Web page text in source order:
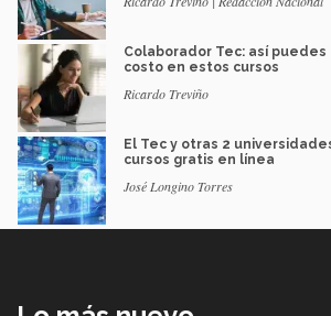
Colaborador Tec: así
costo en estos cursos
Ricardo Treviño
El Tec y otras 2
cursos gratis en línea
José Longino Torres